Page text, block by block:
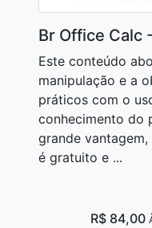
Br Office Calc
Este conteúdo
manipulação e a
práticos com o
conhecimento do
grande
é gratuito e ...
R$ 84,00